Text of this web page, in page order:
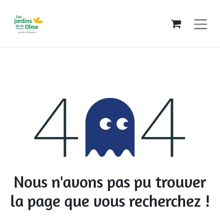
Erreur 404
Nous n'avons pas pu trouver
la page que vous recherchez !